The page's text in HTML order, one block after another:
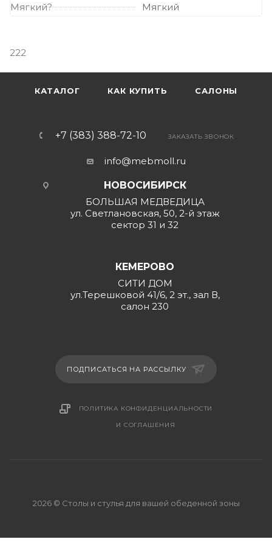
Мягкий?
Мягкий
222
КАТАЛОГ КАК КУПИТЬ САЛОНЫ
+7 (383) 388-72-10 ЗАКАЗАТЬ ЗВОНОК
info@mebmoll.ru
НОВОСИБИРСК
БОЛЬШАЯ МЕДВЕДИЦА
ул. Светлановская, 50, 2-й этаж
сектор 31 и 32
КЕМЕРОВО
СИТИ ДОМ
ул.Терешковой 41/6, 2 эт., зал В,
салон 230
ПОДПИСАТЬСЯ НА РАССЫЛКУ
ПОЛИТИКА КОНФИДЕНЦИАЛЬНОСТИ
И СОГЛАШЕНИЯ
2026 © Столы и стулья для вашей обеденной зоны